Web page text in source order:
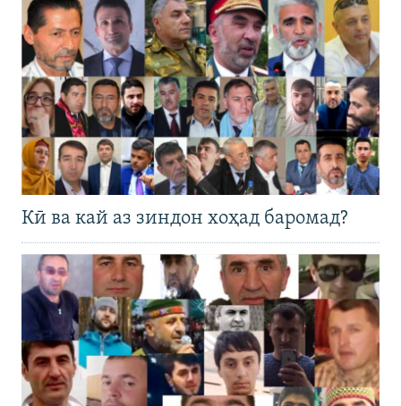
Кӣ ва кай аз зиндон хоҳад баромад?